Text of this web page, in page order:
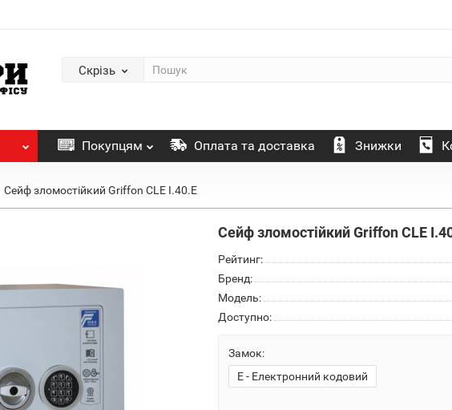
Скрізь
Покупцям Оплата та доставка Знижки
Сейф зломостійкий Griffon CLE I.40.E
Сейф зломостійкий Griffon CLE
Рейтинг:
Бренд:
Модель:
Доступно:
Замок:
E - Електронний кодовий